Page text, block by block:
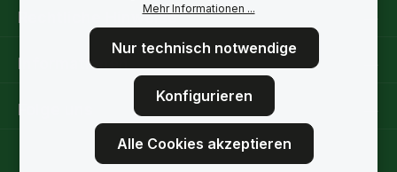
Rechtliche Hinweise
Informationen
Folge uns
Mehr Informationen ...
Nur technisch notwendige
Konfigurieren
Alle Cookies akzeptieren